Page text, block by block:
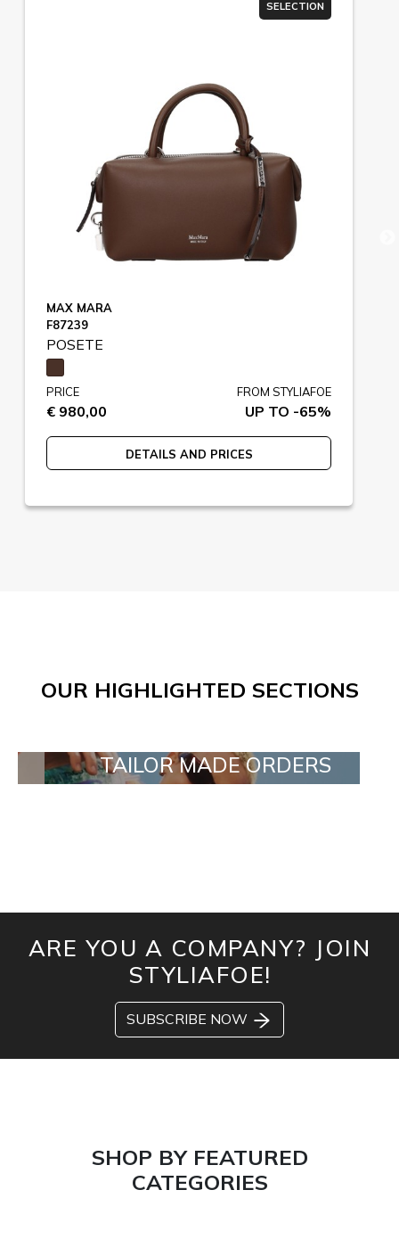
SELECTION
MAX MARA
F87239
POSETE
PRICE
€ 980,00
FROM STYLIAFOE
UP TO -65%
DETAILS AND PRICES
OUR HIGHLIGHTED SECTIONS
TAILOR MADE ORDERS
ARE YOU A COMPANY? JOIN
STYLIAFOE!
SUBSCRIBE NOW
SHOP BY FEATURED
CATEGORIES